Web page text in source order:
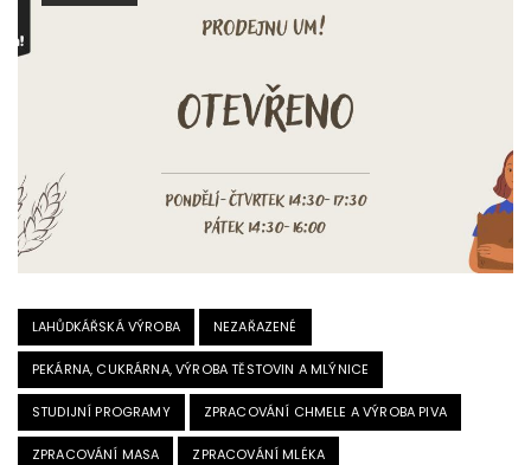
LAHŮDKÁŘSKÁ VÝROBA NEZAŘAZENÉ
PEKÁRNA, CUKRÁRNA, VÝROBA TĚSTOVIN A MLÝNICE
STUDIJNÍ PROGRAMY ZPRACOVÁNÍ CHMELE A VÝROBA PIVA
ZPRACOVÁNÍ MASA ZPRACOVÁNÍ MLÉKA